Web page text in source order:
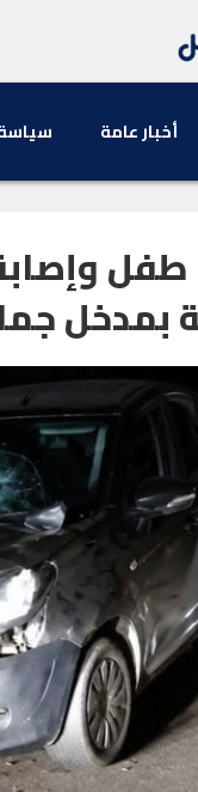
أخبار عامة
بمدخل